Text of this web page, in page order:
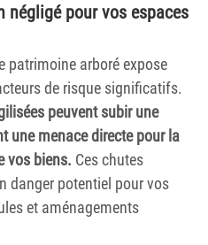
négligé pour vos espaces
patrimoine arboré expose
de risque significatifs.
peuvent subir une
une menace directe pour la
vos biens. Ces chutes
danger potentiel pour vos
et aménagements